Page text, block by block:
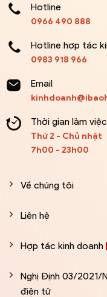
Hotline
0966 490 888
Hotline hợp tác
0983 918 966
Email
Thời gian làm việc
Thứ 2 - Chủ nhật
7h00 - 23h00
Về chúng tôi
Liên hệ
Hợp tác kinh doanh
Nghị Định 03/2021/
điện tử